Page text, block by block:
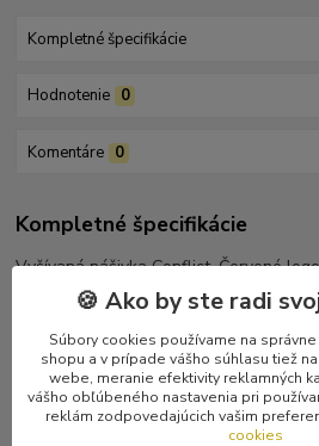
Kompletné špecifikácie
Hodnotenie 0
Komentáre 0
Kompletné špecifikácie
Vyšívaná nášivka Conflict. Červené
podklade. Veľkosť 9 x 2,5 cm.
Tovar zaradený v kategóriách
🍪 Ako by ste radi
Súbory cookies používame na
shopu a v prípade vášho súhlasu tiež
webe, meranie efektivity reklamných
vášho obľúbeného nastavenia pri
reklám zodpovedajúcich vašim
cookies